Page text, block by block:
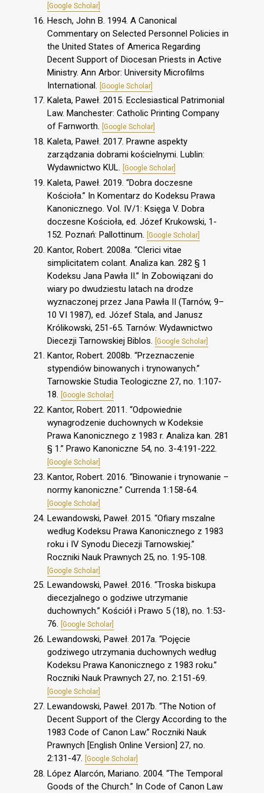
[Google Scholar]
Hesch, John B. 1994. A Canonical
Commentary on Selected Personnel Policies in
the United States of America Regarding
Decent Support of Diocesan Priests in Active
Ministry. Ann Arbor: University Microfilms
International.
[Google Scholar]
Kaleta, Paweł. 2015. Ecclesiastical Patrimonial
Law. Manchester: Catholic Printing Company
of Farnworth. [Google Scholar]
Kaleta, Paweł. 2017. Prawne aspekty
zarządzania dobrami kościelnymi. Lublin:
Wydawnictwo KUL. [Google Scholar]
Kaleta, Paweł. 2019. “Dobra doczesne
Kościoła.” In Komentarz do Kodeksu Prawa
Kanonicznego. Vol. IV/1: Księga V. Dobra
doczesne Kościoła, ed. Józef Krukowski, 1-
152. Poznań: Pallottinum. [Google Scholar]
Kantor, Robert. 2008a. “Clerici vitae
simplicitatem colant. Analiza kan. 282 § 1
Kodeksu Jana Pawła II.” In Zobowiązani do
wiary po dwudziestu latach na drodze
wyznaczonej przez Jana Pawła II (Tarnów, 9–
10 VI 1987), ed. Józef Stala, and Janusz
Królikowski, 251-65. Tarnów: Wydawnictwo
Diecezji Tarnowskiej Biblos.
[Google Scholar]
Kantor, Robert. 2008b. “Przeznaczenie
stypendiów binowanych i trynowanych.”
Tarnowskie Studia Teologiczne 27, no. 1:107-
18. [Google Scholar]
Kantor, Robert. 2011. “Odpowiednie
wynagrodzenie duchownych w Kodeksie
Prawa Kanonicznego z 1983 r. Analiza kan. 281
§ 1.” Prawo Kanoniczne 54, no. 3-4:191-222.
[Google Scholar]
Kantor, Robert. 2016. “Binowanie i trynowanie –
normy kanoniczne.” Currenda 1:158-64.
[Google Scholar]
Lewandowski, Paweł. 2015. “Ofiary mszalne
według Kodeksu Prawa Kanonicznego z 1983
roku i IV Synodu Diecezji Tarnowskiej.”
Roczniki Nauk Prawnych 25, no. 1:95-108.
[Google Scholar]
Lewandowski, Paweł. 2016. “Troska biskupa
diecezjalnego o godziwe utrzymanie
duchownych.” Kościół i Prawo 5 (18), no. 1:53-
76. [Google Scholar]
Lewandowski, Paweł. 2017a. “Pojęcie
godziwego utrzymania duchownych według
Kodeksu Prawa Kanonicznego z 1983 roku.”
Roczniki Nauk Prawnych 27, no. 2:151-69.
[Google Scholar]
Lewandowski, Paweł. 2017b. “The Notion of
Decent Support of the Clergy According to the
1983 Code of Canon Law.” Roczniki Nauk
Prawnych [English Online Version] 27, no.
2:131-47. [Google Scholar]
López Alarcón, Mariano. 2004. “The Temporal
Goods of the Church.” In Code of Canon Law